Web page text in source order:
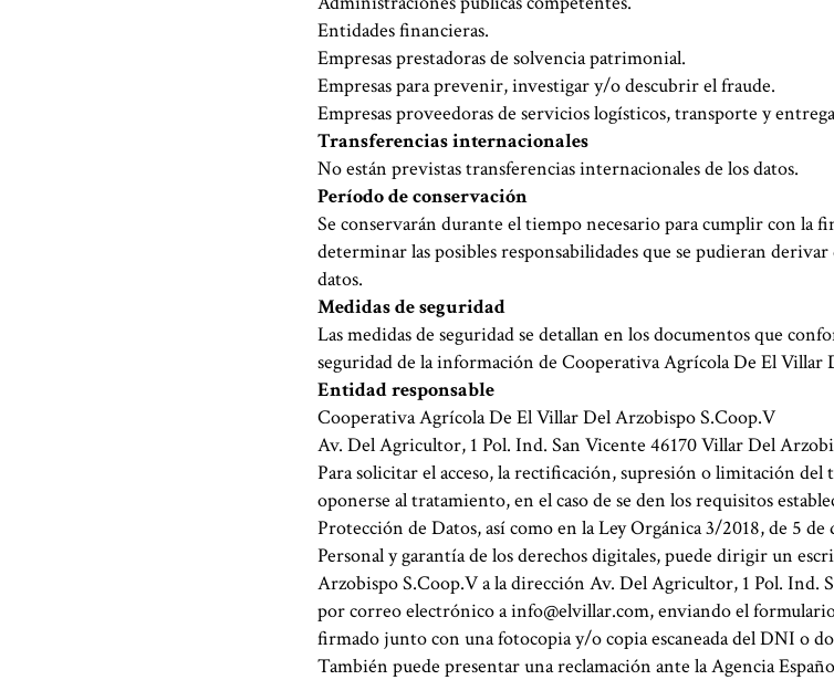
Entidades financieras.
Empresas prestadoras de solvencia patrimonial.
Empresas para prevenir, investigar y/o descubrir el fraude.
Empresas proveedoras de servicios logísticos, transporte y
Transferencias internacionales
No están previstas transferencias internacionales de los datos.
Período de conservación
Se conservarán durante el tiempo necesario para cumplir con la
determinar las posibles responsabilidades que se pudieran
datos.
Medidas de seguridad
Las medidas de seguridad se detallan en los documentos que
seguridad de la información de Cooperativa Agrícola De El Villar
Entidad responsable
Cooperativa Agrícola De El Villar Del Arzobispo S.Coop.V
Av. Del Agricultor, 1 Pol. Ind. San Vicente 46170 Villar Del
Para solicitar el acceso, la rectificación, supresión o limitación del
oponerse al tratamiento, en el caso de se den los requisitos
Protección de Datos, así como en la Ley Orgánica 3/2018, de 5
Personal y garantía de los derechos digitales, puede dirigir un
Arzobispo S.Coop.V a la dirección Av. Del Agricultor, 1 Pol. Ind.
por correo electrónico ainfo@elvillar.com, enviando el
firmado junto con una fotocopia y/o copia escaneada del DNI o
También puede presentar una reclamación ante la Agencia